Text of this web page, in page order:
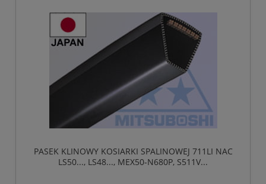
PASEK KLINOWY KOSIARKI SPALINOWEJ 711LI NAC
LS50..., LS48..., MEX50-N680P, S511V...